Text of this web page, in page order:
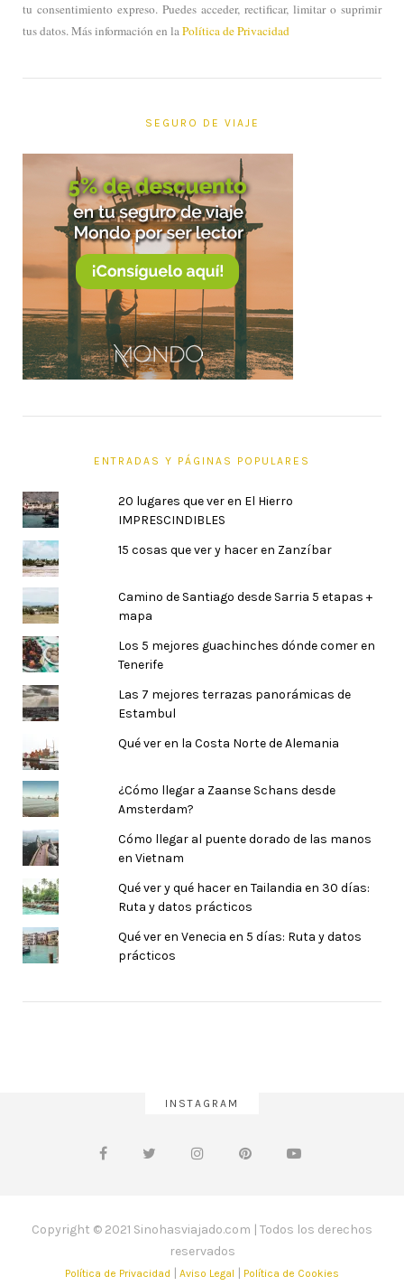
tu consentimiento expreso. Puedes acceder, rectificar, limitar o suprimir
tus datos. Más información en laPolítica de Privacidad
SEGURO DE VIAJE
ENTRADAS Y PÁGINAS POPULARES
20 lugares que ver en El Hierro
IMPRESCINDIBLES
15 cosas que ver y hacer en Zanzíbar
Camino de Santiago desde Sarria 5 etapas +
mapa
Los 5 mejores guachinches dónde comer en
Tenerife
Las 7 mejores terrazas panorámicas de
Estambul
Qué ver en la Costa Norte de Alemania
¿Cómo llegar a Zaanse Schans desde
Amsterdam?
Cómo llegar al puente dorado de las manos
en Vietnam
Qué ver y qué hacer en Tailandia en 30 días:
Ruta y datos prácticos
Qué ver en Venecia en 5 días: Ruta y datos
prácticos
INSTAGRAM
Copyright © 2021 Sinohasviajado.com | Todos los derechos
reservados
Política de Privacidad | Aviso Legal | Política de Cookies